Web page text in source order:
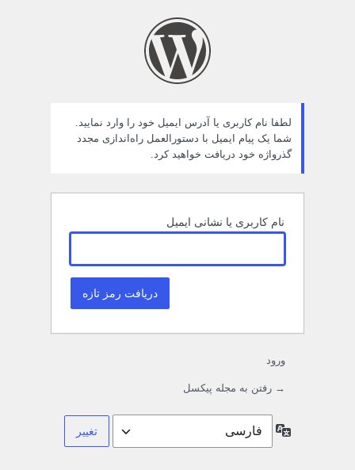
لطفا نام کاربری یا آدرس ایمیل خود را وارد نمایید.
شما یک پیام ایمیل با دستورالعمل راه‌اندازی مجدد
گذرواژه خود دریافت خواهید کرد.
نام کاربری یا نشانی ایمیل
ورود
→ رفتن به مجله پیکسل
زبان